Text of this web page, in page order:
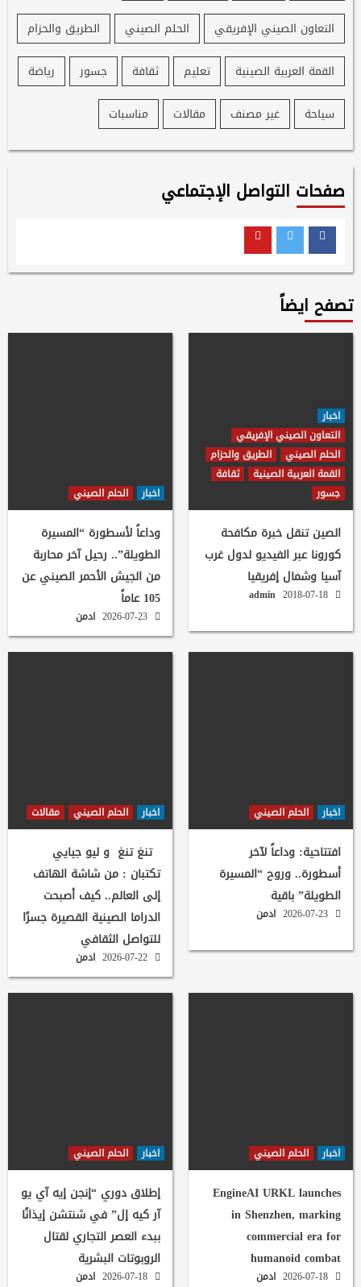
التعاون الصيني الإفريقي
الحلم الصيني
الطريق والحزام
القمة العربية الصينية
تعليم ثقافة جسور
رياضة
سياحة
غير مصنف مقالات مناسبات
صفحات التواصل الإجتماعي
Facebook
Twitter
تصفح ايضاً
اخبار
التعاون الصيني الإفريقي
الحلم الصيني
الطريق والحزام
القمة العربية الصينية
ثقافة
جسور
الصين تنقل خبرة مكافحة
كورونا عبر الفيديو لدول غرب
آسيا وشمال إفريقيا
admin
اخبار الحلم الصيني
وداعاً لأسطورة “المسيرة
الطويلة”.. رحيل آخر محاربة
من الجيش الأحمر الصيني عن
105 عاماً
ادمن
اخبار الحلم الصيني
افتتاحية: وداعاً لآخر
أسطورة.. وروح “المسيرة
الطويلة” باقية
ادمن
اخبار الحلم الصيني مقالات
تنغ تنغ و ليو جيايي
تكتبان : من شاشة الهاتف
إلى العالم.. كيف أصبحت
الدراما الصينية القصيرة جسرًا
للتواصل الثقافي
ادمن
اخبار الحلم الصيني
EngineAI URKL launches
in Shenzhen, marking
commercial era for
humanoid combat
ادمن
اخبار الحلم الصيني
إطلاق دوري “إنجن إيه آي يو
آر كيه إل” في شنتشن إيذانًا
ببدء العصر التجاري لقتال
الروبوتات البشرية
ادمن